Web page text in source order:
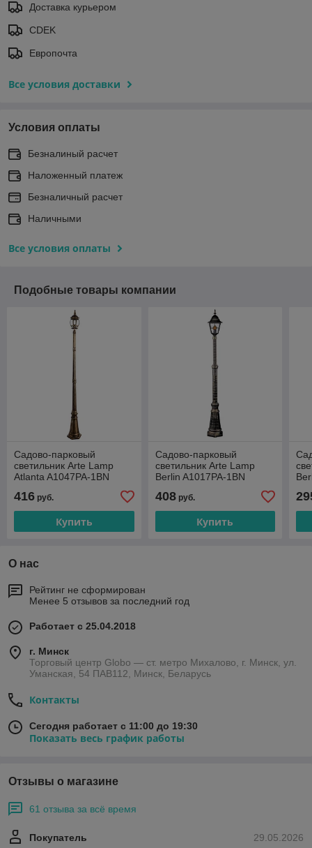
Доставка курьером
CDEK
Европочта
Все условия доставки
Условия оплаты
Безналиный расчет
Наложенный платеж
Безналичный расчет
Наличными
Все условия оплаты
Подобные товары компании
Садово-парковый
светильник Arte Lamp
Atlanta A1047PA-1BN
416 руб.
Купить
Садово-парковый
светильник Arte Lamp
Berlin A1017PA-1BN
408руб.
Купить
О нас
Рейтинг не сформирован
Менее 5 отзывов за последний год
Работает с 25.04.2018
г. Минск
Торговый центр Globo — ст. метро Михалово, г. Минск, ул.
Уманская, 54 ПАВ112, Минск, Беларусь
Контакты
Сегодня работает с 11:00 до 19:30
Показать весь график работы
Отзывы о магазине
61 отзыва за всё время
29.05.2026
Покупатель